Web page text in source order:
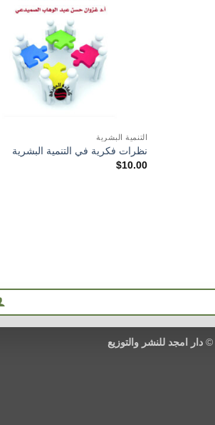
التنمية البشرية
نظرات فكرية في التنمية البشرية
$10.00
دار امجد للنشر والتوزيع